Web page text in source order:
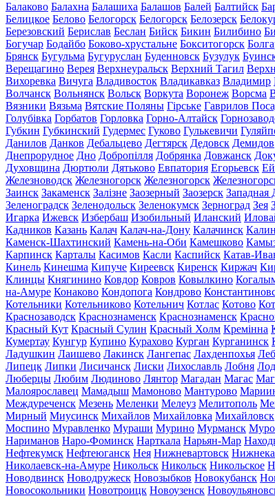
Балаково Балахна Балашиха Балашов Балей Балтийск
Белицкое Белово Белогорск Белогорск Белозерск
Березовский Берислав Беслан Бийск Бикин Билибино
Богучар Бодайбо Боково-хрустальне Бокситогорск
Брянск Бугульма Бугуруслан Буденновск Бузулук
Верещагино Верея Верхнеуральск Верхний Тагил
Вихоревка Вичуга Владивосток Владикавказ Владимир
Волчанск Вольнянск Вольск Воркута Воронеж Ворсма
Вязники Вязьма Вятские Поляны Гірське Гаврилов
Голубівка Горбатов Горловка Горно-Алтайск
Губкин Губкинский Гудермес Гуково Гулькевичи
Данилов Данков Дебальцево Дегтярск Дедовск Демидов
Днепрорудное Дно Добропілля Добрянка Довжанск
Духовщина Дюртюли Дятьково Евпатория Егорьевск
Железноводск Железногорск Железногорск
Заинск Закаменск Залізне Заозерный Заозерск Западная
Зеленоградск Зеленодольск Зеленокумск Зерноград Зея
Игарка Ижевск Избербаш Изобильный Иланский
Кадников Казань Калач Калач-на-Дону Калачинск
Каменск-Шахтинский Камень-на-Оби Камешково
Карпинск Карталы Касимов Касли Каспийск Катав-
Кинель Кинешма Кипуче Киреевск Киренск Киржач
Клинцы Княгинино Ковдор Ковров Ковылкино
на-Амуре Конаково Кондопога Кондрово
Котельники Котельниково Котельнич Котлас Котово
Краснозаводск Краснознаменск Краснознаменск
Красный Кут Красный Сулин Красный Холм Кремінна
Кумертау Кунгур Купино Курахово Курган Курганинск
Ладушкин Лаишево Лакинск Лангепас Лахденпохья
Липецк Липки Лисичанск Лиски Лихославль Лобня
Люберцы Любим Людиново Лянтор Магадан Магас
Малоярославец Мамадыш Мамоново Мантурово
Междуреченск Мезень Меленки Мелеуз Мелитополь
Мирный Миусинск Михайлов Михайловка Михайловск
Моспино Муравленко Мураши Мурино Мурманск
Нариманов Наро-Фоминск Нарткала Нарьян-Мар
Нефтекумск Нефтеюганск Нея Нижневартовск
Николаевск-на-Амуре Никольск Никольск Никольское
Новодвинск Новодружеск Новозыбков Новокубанск
Новосокольники Новотроицк Новоузенск